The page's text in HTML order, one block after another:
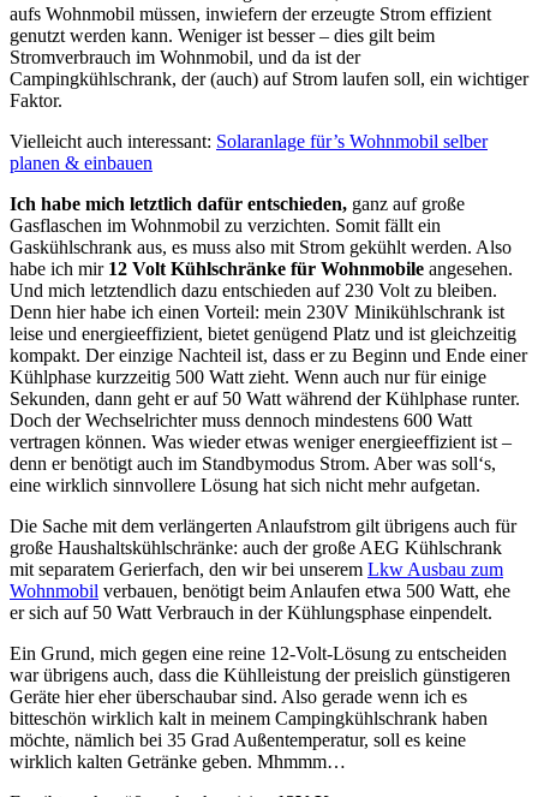
aufs Wohnmobil müssen, inwiefern der erzeugte Strom effizient
genutzt werden kann. Weniger ist besser – dies gilt beim
Stromverbrauch im Wohnmobil, und da ist der
Campingkühlschrank, der (auch) auf Strom laufen soll, ein wichtiger
Faktor.
Vielleicht auch interessant: Solaranlage für’s Wohnmobil selber
planen & einbauen
Ich habe mich letztlich dafür entschieden, ganz auf große
Gasflaschen im Wohnmobil zu verzichten. Somit fällt ein
Gaskühlschrank aus, es muss also mit Strom gekühlt werden. Also
habe ich mir 12 Volt Kühlschränke für Wohnmobile angesehen.
Und mich letztendlich dazu entschieden auf 230 Volt zu bleiben.
Denn hier habe ich einen Vorteil: mein 230V Minikühlschrank ist
leise und energieeffizient, bietet genügend Platz und ist gleichzeitig
kompakt. Der einzige Nachteil ist, dass er zu Beginn und Ende einer
Kühlphase kurzzeitig 500 Watt zieht. Wenn auch nur für einige
Sekunden, dann geht er auf 50 Watt während der Kühlphase runter.
Doch der Wechselrichter muss dennoch mindestens 600 Watt
vertragen können. Was wieder etwas weniger energieeffizient ist –
denn er benötigt auch im Standbymodus Strom. Aber was soll‘s,
eine wirklich sinnvollere Lösung hat sich nicht mehr aufgetan.
Die Sache mit dem verlängerten Anlaufstrom gilt übrigens auch für
große Haushaltskühlschränke: auch der große AEG Kühlschrank
mit separatem Gerierfach, den wir bei unserem Lkw Ausbau zum
Wohnmobil verbauen, benötigt beim Anlaufen etwa 500 Watt, ehe
er sich auf 50 Watt Verbrauch in der Kühlungsphase einpendelt.
Ein Grund, mich gegen eine reine 12-Volt-Lösung zu entscheiden
war übrigens auch, dass die Kühlleistung der preislich günstigeren
Geräte hier eher überschaubar sind. Also gerade wenn ich es
bitteschön wirklich kalt in meinem Campingkühlschrank haben
möchte, nämlich bei 35 Grad Außentemperatur, soll es keine
wirklich kalten Getränke geben. Mhmmm…